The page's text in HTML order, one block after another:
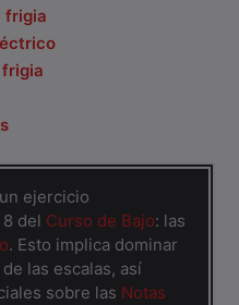
frigia
ejercicio
del Curso de Bajo: las
. Esto implica dominar
las escalas, así
sobre las Notas